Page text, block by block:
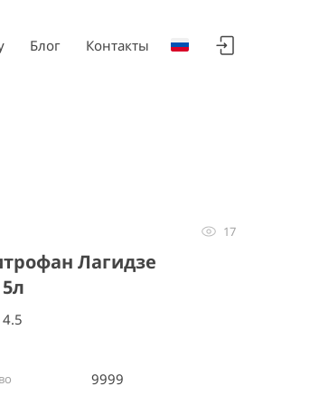
Блог Контакты
17
Лагидзе
4.5
9999